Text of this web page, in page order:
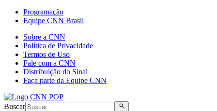
Programação
Equipe CNN Brasil
Sobre a CNN
Política de Privacidade
Termos de Uso
Fale com a CNN
Distribuição do Sinal
Faça parte da Equipe CNN
Buscar